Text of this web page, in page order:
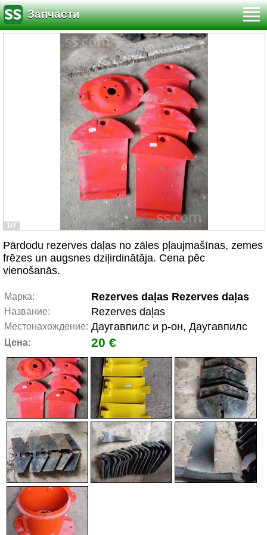
Запчасти
1/7
Pārdodu rezerves daļas no zāles pļaujmašīnas, zemes
frēzes un augsnes dziļirdinātāja. Cena pēc
vienošanās.
Марка: Rezerves daļas Rezerves daļas
Название: Rezerves daļas
Местонахождение: Даугавпилс и р-он, Даугавпилс
Цена: 20 €